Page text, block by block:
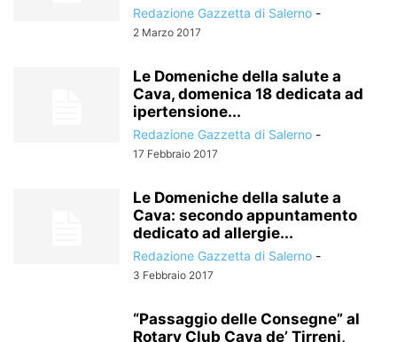
Redazione Gazzetta di Salerno -
2 Marzo 2017
Le Domeniche della salute a
Cava, domenica 18 dedicata ad
ipertensione...
Redazione Gazzetta di Salerno -
17 Febbraio 2017
Le Domeniche della salute a
Cava: secondo appuntamento
dedicato ad allergie...
Redazione Gazzetta di Salerno -
3 Febbraio 2017
“Passaggio delle Consegne” al
Rotary Club Cava de’ Tirreni,